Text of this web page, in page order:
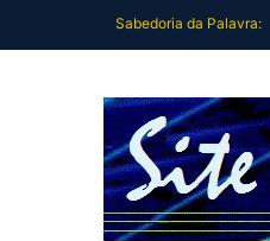
Sabedoria da Palavra: